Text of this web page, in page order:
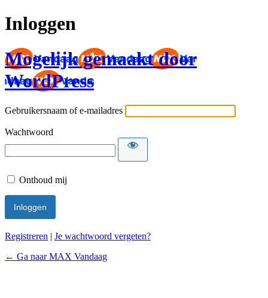
Inloggen
Mogelijk gemaakt door
WordPress
Gebruikersnaam of e-mailadres
Wachtwoord
Onthoud mij
Registreren | Je wachtwoord vergeten?
← Ga naar MAX Vandaag